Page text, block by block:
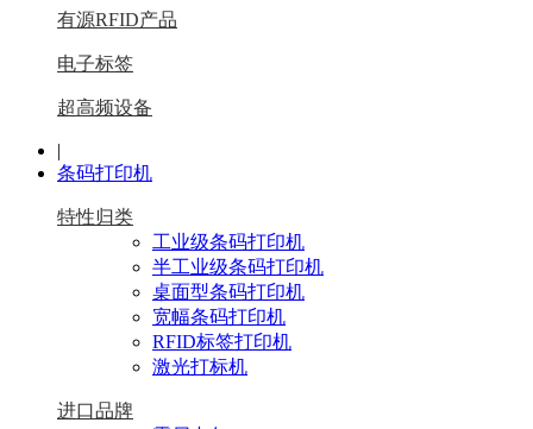
有源RFID产品
电子标签
超高频设备
|
条码打印机
特性归类
工业级条码打印机
半工业级条码打印机
桌面型条码打印机
宽幅条码打印机
RFID标签打印机
激光打标机
进口品牌